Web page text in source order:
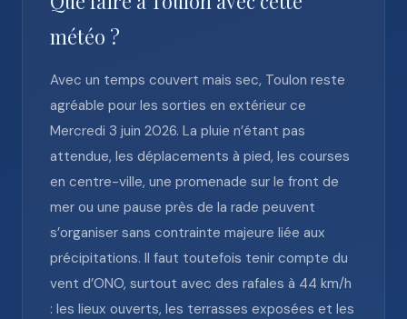
météo ?
Avec un temps couvert mais sec, Toulon reste
agréable pour les sorties en extérieur ce
Mercredi 3 juin 2026. La pluie n’étant pas
attendue, les déplacements à pied, les courses
en centre-ville, une promenade sur le front de
mer ou une pause près de la rade peuvent
s’organiser sans contrainte majeure liée aux
précipitations. Il faut toutefois tenir compte du
vent d’ONO, surtout avec des rafales à 44 km/h
: les lieux ouverts, les terrasses exposées et les